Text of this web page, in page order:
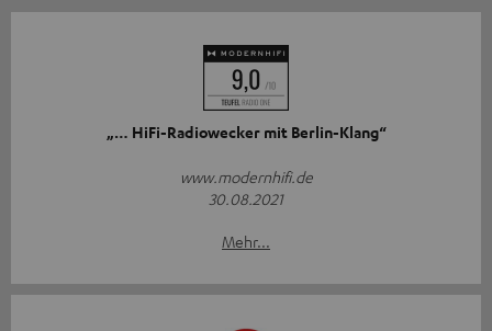
„… HiFi-Radiowecker mit Berlin-Klang“
www.modernhifi.de
30.08.2021
Mehr...